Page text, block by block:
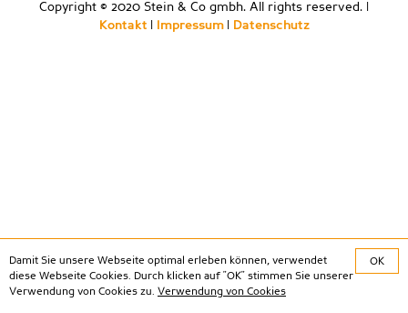
Copyright © 2020 Stein & Co gmbh. All rights reserved. |
Kontakt
Impressum| Datenschutz
Damit Sie unsere Webseite optimal erleben können, verwendet
diese Webseite Cookies. Durch klicken auf "OK" stimmen Sie unserer
Verwendung von Cookies zu. Verwendung von Cookies
OK